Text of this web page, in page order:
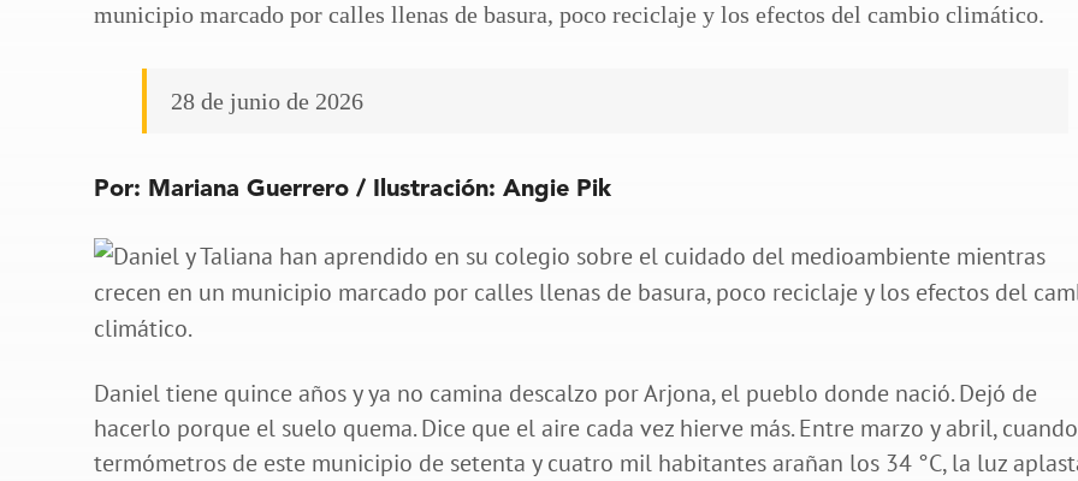
municipio marcado por calles llenas de basura, poco reciclaje y los efectos del cambio climático.
28 de junio de 2026
Por: Mariana Guerrero / Ilustración: Angie Pik
Daniel tiene quince años y ya no camina descalzo por Arjona, el pueblo donde nació. Dejó de
hacerlo porque el suelo quema. Dice que el aire cada vez hierve más. Entre marzo y abril,
termómetros de este municipio de setenta y cuatro mil habitantes arañan los 34 °C, la luz